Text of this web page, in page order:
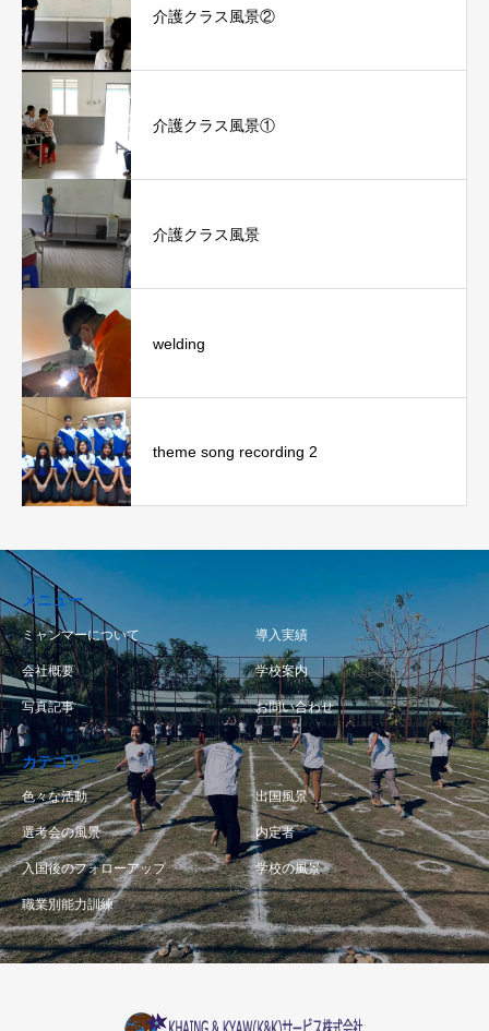
介護クラス風景②
介護クラス風景①
介護クラス風景
welding
theme song recording 2
メニュー
ミャンマーについて 導入実績
会社概要 学校案内
写真記事 お問い合わせ
カテゴリー
色々な活動 出国風景
選考会の風景 内定者
入国後のフォローアップ 学校の風景
職業別能力訓練